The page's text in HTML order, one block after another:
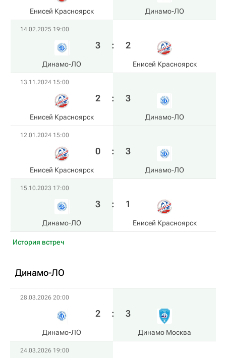
Енисей Красноярск Динамо-ЛО
14.02.2025 19:00
Динамо-ЛО
3 : 2
Енисей Красноярск
13.11.2024 15:00
Енисей Красноярск
2 : 3
Динамо-ЛО
12.01.2024 15:00
Енисей Красноярск
0 : 3
Динамо-ЛО
15.10.2023 17:00
Динамо-ЛО
3 : 1
Енисей Красноярск
История встреч
Динамо-ЛО
28.03.2026 20:00
Динамо-ЛО
2 : 3
Динамо Москва
24.03.2026 19:00